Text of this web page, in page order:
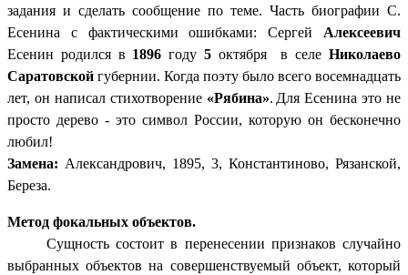
задания и сделать сообщение по теме. Часть биографии С.
Есенина с фактическими ошибками: Сергей Алексеевич
Есенин родился в 1896 году5 октября в селеНиколаево
Саратовской губернии. Когда поэту было всего восемнадцать
лет, он написал стихотворение «Рябина». Для Есенина это не
просто дерево - это символ России, которую он бесконечно
любил!
Замена: Александрович, 1895, 3, Константиново, Рязанской,
Береза.
Метод фокальных объектов.
Сущность состоит в перенесении признаков случайно
выбранных объектов на совершенствуемый объект, который